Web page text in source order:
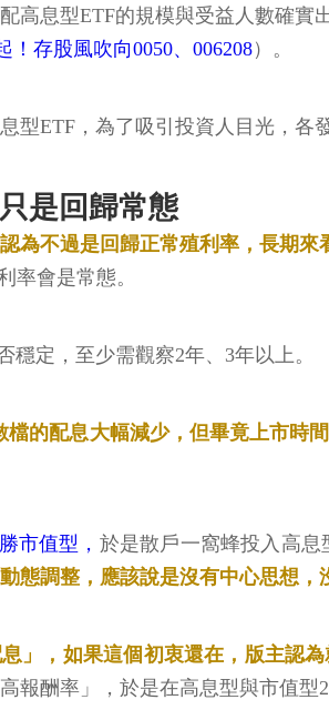
高息型ETF的規模與受益人數確
存股風吹向0050、006208）。
型ETF，為了吸引投資人目光，各
是回歸常態
為不過是回歸正常殖利率，長期來
率會是常態。
定，至少需觀察2年、3年以上。
的配息大幅減少，但畢竟上市時
市值型， 於是散戶一窩蜂投入高
態調整，應該說是沒有中心思想，
」，如果這個初衷還在，版主認為
報酬率」，於是在高息型與市值型